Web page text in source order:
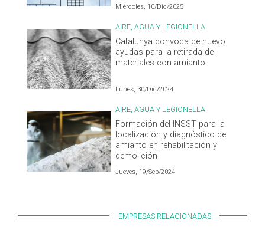
Miércoles, 10/Dic/2025
AIRE, AGUA Y LEGIONELLA
Catalunya convoca de nuevo
ayudas para la retirada de
materiales con amianto
Lunes, 30/Dic/2024
AIRE, AGUA Y LEGIONELLA
Formación del INSST para la
localización y diagnóstico de
amianto en rehabilitación y
demolición
Jueves, 19/Sep/2024
EMPRESAS RELACIONADAS